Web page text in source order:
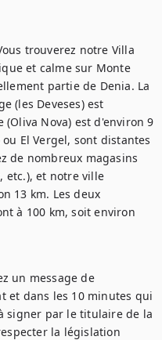
trouverez notre Villa
et calme sur Monte
partie de Denia. La
(les Deveses) est
Nova) est d'environ 9
El Vergel, sont distantes
de nombreux magasins
etc.), et notre ville
13 km. Les deux
à 100 km, soit environ
un message de
et dans les 10 minutes qui
signer par le titulaire de la
la législation